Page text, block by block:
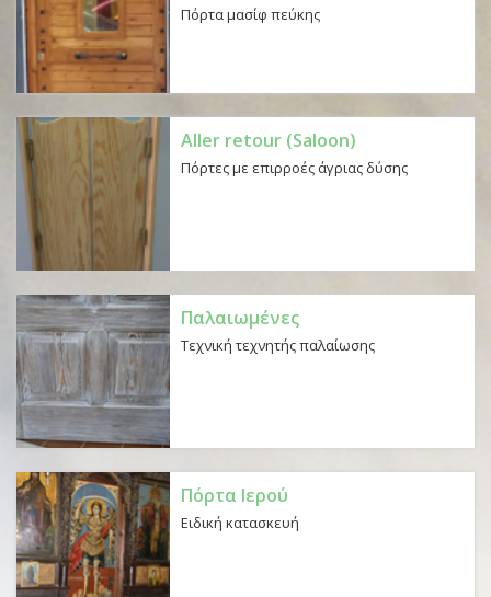
Πόρτα μασίφ πεύκης
Aller retour (Saloon)
Πόρτες με επιρροές άγριας δύσης
Παλαιωμένες
Τεχνική τεχνητής παλαίωσης
Πόρτα Ιερού
Ειδική κατασκευή